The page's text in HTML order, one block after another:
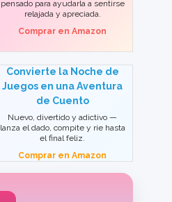
pensado para ayudarla a sentirse
relajada y apreciada.
Comprar en Amazon
Convierte la Noche de
Juegos en una Aventura
de Cuento
Nuevo, divertido y adictivo —
lanza el dado, compite y ríe hasta
el final feliz.
Comprar en Amazon